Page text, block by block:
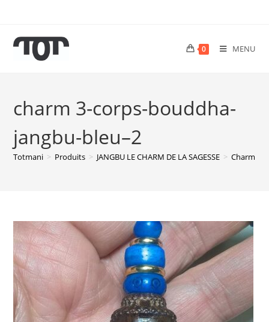
0 MENU
charm 3-corps-bouddha-
jangbu-bleu–2
Totmani > Produits > JANGBU LE CHARM DE LA SAGESSE > Charm 3-